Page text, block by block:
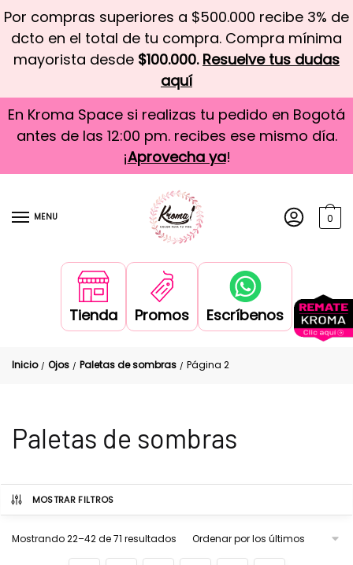
Por compras superiores a $500.000 recibe 3% de
dcto en el total de tu compra. Compra mínima
mayorista desde $100.000. Resuelve tus dudas
aquí
En Kroma Space si realizas tu pedido en Bogotá
antes de las 12:00 pm. recibes ese mismo día.
¡Aprovecha ya!
MENU 0
Tienda Promos Escríbenos
Inicio / Ojos / Paletas de sombras / Página 2
Paletas de sombras
MOSTRAR FILTROS
Mostrando 22–42 de 71 resultados